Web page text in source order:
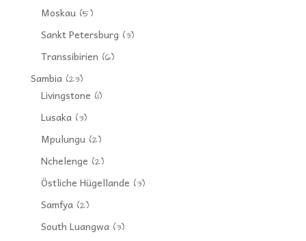
Moskau(5)
Sankt Petersburg (3)
Transsibirien (6)
Sambia(23)
Livingstone (1)
Lusaka(3)
Mpulungu(2)
Nchelenge (2)
Östliche Hügellande (3)
Samfya(2)
South Luangwa(3)